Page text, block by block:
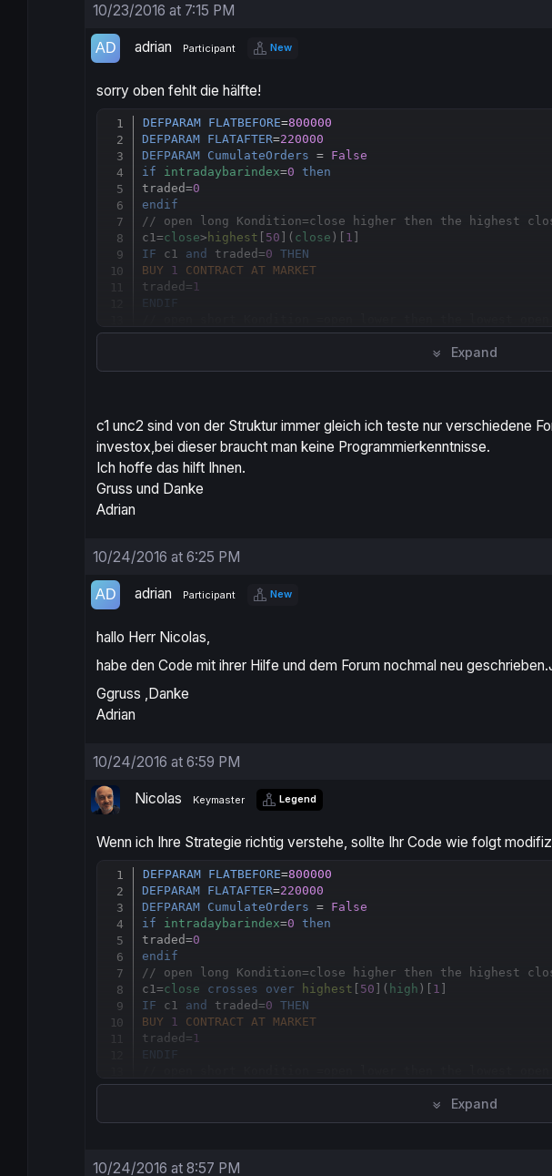
10/23/2016 at 7:15 PM
adrian Participant New
sorry oben fehlt die hälfte!
DEFPARAM FLATBEFORE=800000
DEFPARAM FLATAFTER=220000
DEFPARAM CumulateOrders = False
if
intradaybarindex=0
then
traded=0
endif
// open long Kondition=close higher then the highest
c1=close> highest 50 ]( close )[ 1
IF c1 and traded=0
THEN
BUY
1 CONTRACT AT MARKET
traded= 1
ENDIF
c2=open<lowest[50](close)[1 ]
SELLSHORT 1 CONTRACT AT MARKET
SET
STOP LOSS
85
SET TARGET PROFIT 45
Expand
c1 unc2 sind von der Struktur immer gleich ich teste nur verschiedene
investox,bei dieser braucht man keine Programmierkenntnisse.
Ich hoffe das hilft Ihnen.
Gruss und Danke
Adrian
10/24/2016 at 6:25 PM
adrian Participant New
hallo Herr Nicolas,
habe den Code mit ihrer Hilfe und dem Forum nochmal neu
Ggruss ,Danke
Adrian
10/24/2016 at 6:59 PM
Nicolas Keymaster Legend
Wenn ich Ihre Strategie richtig verstehe, sollte Ihr Code wie folgt
DEFPARAM FLATBEFORE=800000
DEFPARAM FLATAFTER=220000
DEFPARAM CumulateOrders = False
if
intradaybarindex=0
then
traded=0
endif
// open long Kondition=close higher then the highest
c1=close crosses over highest [ 50 ]( high )[ 1
IF c1 and traded=0
THEN
BUY
1 CONTRACT AT MARKET
traded= 1
ENDIF
c2=close crosses under lowest[50](low)[1 ]
SELLSHORT 1 CONTRACT AT MARKET
SET STOP LOSS
Expand
10/24/2016 at 8:57 PM